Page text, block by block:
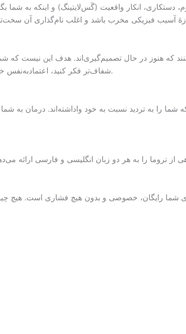
دستکاری، انکار واقعیت (گَس‌لایتینگ) و اینکه به شما
که هنوز در حال تصمیم‌گیری‌اند. هدف این نیست
شفاف‌تر فکر کنید، اعتمادبه‌نفس خود را بازیابید و احساس امنیت کنید — هر مسیری که انتخاب کنید.
را به تردید نسبت به خود واداشته‌اند. درمان به